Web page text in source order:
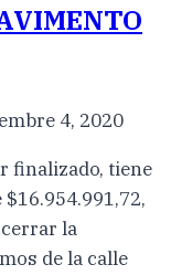
4, 2020
finalizado, tiene
la
de la calle